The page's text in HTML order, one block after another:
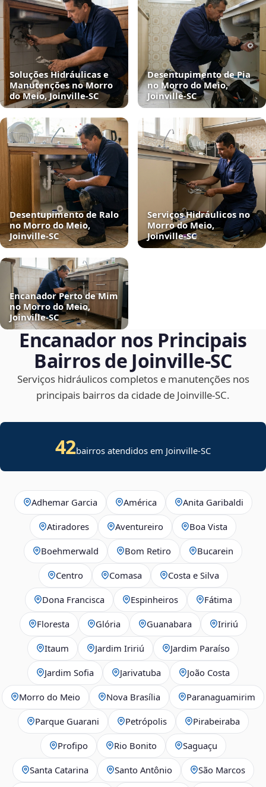
Soluções Hidráulicas e
Manutenções no Morro
do Meio, Joinville‑SC
Desentupimento de Pia
no Morro do Meio,
Joinville‑SC
Desentupimento de Ralo
no Morro do Meio,
Joinville‑SC
Serviços Hidráulicos no
Morro do Meio,
Joinville‑SC
Encanador Perto de Mim
no Morro do Meio,
Joinville‑SC
Encanador nos Principais
Bairros de Joinville‑SC
Serviços hidráulicos completos e manutenções nos
principais bairros da cidade de Joinville‑SC.
42bairros atendidos em Joinville-SC
Adhemar Garcia América Anita Garibaldi
Atiradores Aventureiro Boa Vista
Boehmerwald Bom Retiro Bucarein
Centro Comasa Costa e Silva
Dona Francisca Espinheiros Fátima
Floresta Glória Guanabara Iririú
Itaum Jardim Iririú Jardim Paraíso
Jardim Sofia Jarivatuba João Costa
Morro do Meio Nova Brasília Paranaguamirim
Parque Guarani Petrópolis Pirabeiraba
Profipo Rio Bonito Saguaçu
Santa Catarina Santo Antônio São Marcos